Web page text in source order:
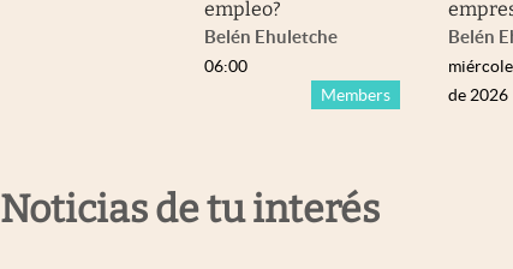
empleo?
Belén Ehuletche
Members
06:00
Belén
de 2026
Noticias de tu interés